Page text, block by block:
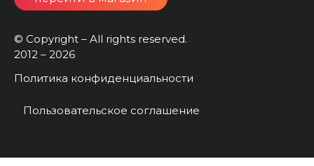
© Copyright – All rights reserved.
2012 – 2026
Политика конфиденциальности
Пользовательское соглашение